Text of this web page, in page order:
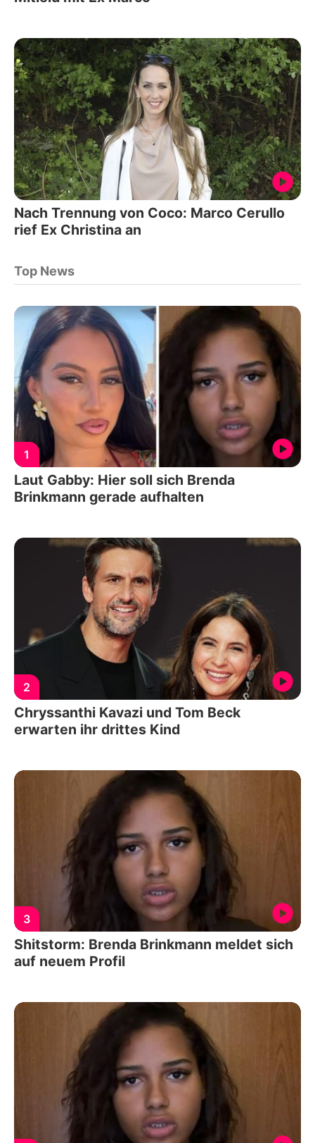
Nach Trennung von Coco: Marco Cerullo
rief Ex Christina an
Top News
1
Laut Gabby: Hier soll sich Brenda
Brinkmann gerade aufhalten
2
Chryssanthi Kavazi und Tom Beck
erwarten ihr drittes Kind
3
Shitstorm: Brenda Brinkmann meldet sich
auf neuem Profil